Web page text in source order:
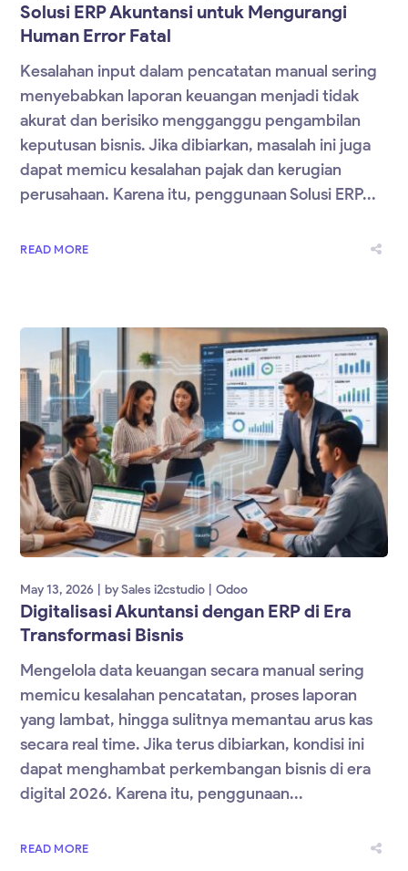
Solusi ERP Akuntansi untuk Mengurangi
Human Error Fatal
Kesalahan input dalam pencatatan manual sering
menyebabkan laporan keuangan menjadi tidak
akurat dan berisiko mengganggu pengambilan
keputusan bisnis. Jika dibiarkan, masalah ini juga
dapat memicu kesalahan pajak dan kerugian
perusahaan. Karena itu, penggunaan Solusi ERP...
READ MORE
May 13, 2026 bySales i2cstudio Odoo
Digitalisasi Akuntansi dengan ERP di Era
Transformasi Bisnis
Mengelola data keuangan secara manual sering
memicu kesalahan pencatatan, proses laporan
yang lambat, hingga sulitnya memantau arus kas
secara real time. Jika terus dibiarkan, kondisi ini
dapat menghambat perkembangan bisnis di era
digital 2026. Karena itu, penggunaan...
READ MORE